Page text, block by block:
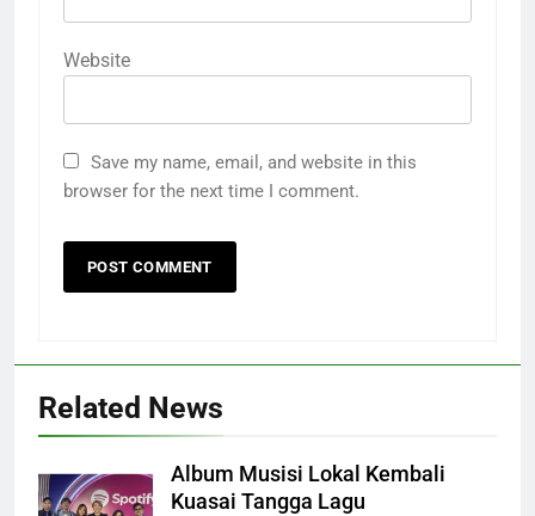
Website
Save my name, email, and website in this
browser for the next time I comment.
Related News
Album Musisi Lokal Kembali
Kuasai Tangga Lagu